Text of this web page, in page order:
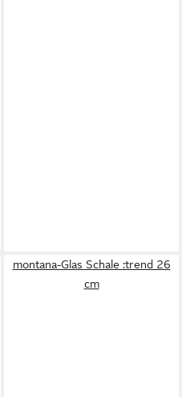
montana-Glas Schale :trend 26
cm